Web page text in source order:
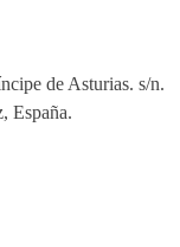
de Asturias. s/n.
España.